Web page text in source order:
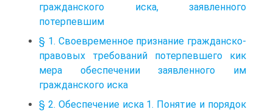
гражданского иска, заявленного
потерпевшим
§ 1. Своевременное признание гражданско-
правовых требований потерпевшего кик
мера обеспечении заявленного им
гражданского иска
§ 2. Обеспечение иска 1. Понятие и порядок